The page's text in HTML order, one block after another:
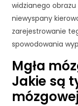
widzianego
niewyspany
zarejestrowanie
spowodowania
Mgła
Jakie są